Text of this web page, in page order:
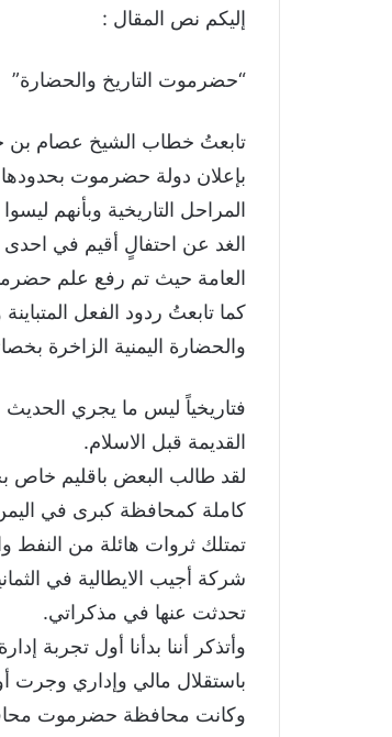
إليكم نص المقال :
“حضرموت التاريخ والحضارة”
بإعلان دولة حضرموت
المراحل التاريخية وبأنهم
الغد عن احتفالٍ أقيم في
العامة حيث تم رفع علم
كما تابعتُ ردود الفعل
والحضارة اليمنية الزاخرة
فتاريخياً ليس ما يجري
القديمة قبل الاسلام.
لقد طالب البعض باقليم
كاملة كمحافظة كبرى في اليمن
تمتلك ثروات هائلة من النفط
شركة أجيب الايطالية في
تحدثت عنها في مذكراتي.
وأتذكر أننا بدأنا أول
وكانت محافظة حضرموت محافظة